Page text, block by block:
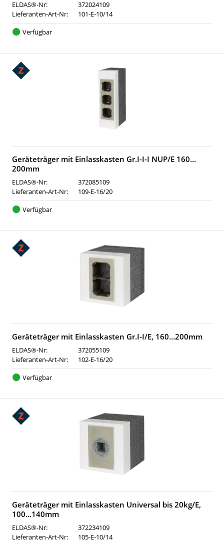
ELDAS®-Nr:
372024109
Lieferanten-Art-Nr:
101-E-10/14
Verfügbar
Geräteträger mit Einlasskasten Gr.I-I-I NUP/E 160…
200mm
ELDAS®-Nr:
372085109
Lieferanten-Art-Nr:
109-E-16/20
Verfügbar
Geräteträger mit Einlasskasten Gr.I-I/E, 160…200mm
ELDAS®-Nr:
372055109
Lieferanten-Art-Nr:
102-E-16/20
Verfügbar
Geräteträger mit Einlasskasten Universal bis 20kg/E,
100…140mm
ELDAS®-Nr:
372234109
Lieferanten-Art-Nr:
105-E-10/14